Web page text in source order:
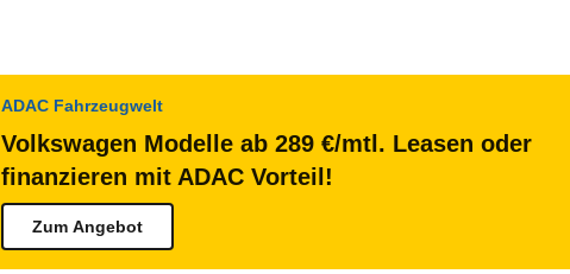
ADAC Fahrzeugwelt
Volkswagen Modelle ab 289 €/mtl. Leasen oder
finanzieren mit ADAC Vorteil!
Zum Angebot